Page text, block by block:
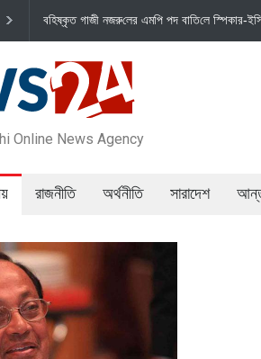
গাজী নজরু‌লের এম‌পি পদ বা‌তি‌লে স্পিকার-ইসিকে জামায়া‌তের
Online News Agency
রাজনীতি অর্থনীতি সারাদেশ